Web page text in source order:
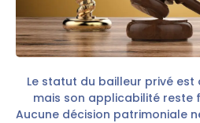
Le statut du bailleur privé
mais son applicabilité reste
Aucune décision patrimoniale